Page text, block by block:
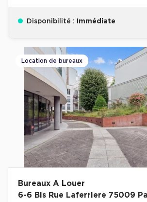
Disponibilité : Immédiate
Location de bureaux
Bureaux A Louer
6-6 Bis Rue Laferriere 75009